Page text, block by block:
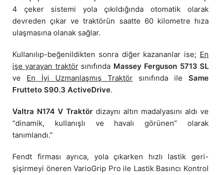
4 çeker sistemi yola çıkıldığında otomatik olarak
devreden çıkar ve traktörün saatte 60 kilometre hıza
ulaşmasına olanak sağlar.
Kullanılıp-beğenildikten sonra diğer kazananlar ise; En
işe yarayan traktörsınıfında Massey Ferguson 5713 SL
ve En İyi Uzmanlaşmış Traktör sınıfında ile Same
Frutteto S90.3 ActiveDrive.
Valtra N174 V Traktör dizaynı altın madalyasını aldı ve
“dinamik, kullanışlı ve havalı görünen” olarak
tanımlandı.”
Fendt firması ayrıca, yola çıkarken hızlı lastik geri-
şişirmeyi öneren VarioGrip Pro ile Lastik Basıncı Kontrol